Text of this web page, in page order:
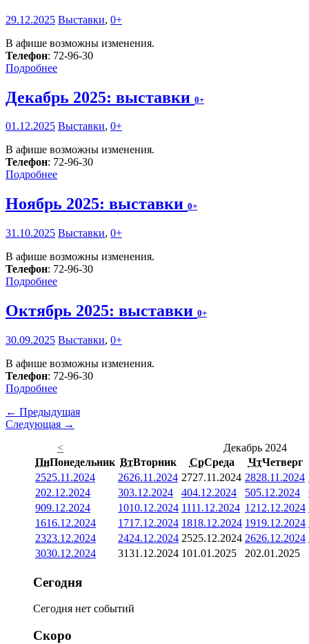
29.12.2025 Выставки, 0+
В афише возможны изменения.
Телефон: 72-96-30
Подробнее
Декабрь 2025: выставки 0+
01.12.2025 Выставки, 0+
В афише возможны изменения.
Телефон: 72-96-30
Подробнее
Ноябрь 2025: выставки 0+
31.10.2025 Выставки, 0+
В афише возможны изменения.
Телефон: 72-96-30
Подробнее
Октябрь 2025: выставки 0+
30.09.2025 Выставки, 0+
В афише возможны изменения.
Телефон: 72-96-30
Подробнее
← Предыдущая
Следующая →
<
Декабрь 2024
ПнПонедельник ВтВторник СрСреда ЧтЧетверг
2525.11.2024 2626.11.2024 2727.11.2024 2828.11.2024
202.12.2024 303.12.2024 404.12.2024 505.12.2024
909.12.2024 1010.12.2024 1111.12.2024 1212.12.2024
1616.12.2024 1717.12.2024 1818.12.2024 1919.12.2024
2323.12.2024 2424.12.2024 2525.12.2024 2626.12.2024
3030.12.2024 3131.12.2024 101.01.2025 202.01.2025
Сегодня
Сегодня нет событий
Скоро